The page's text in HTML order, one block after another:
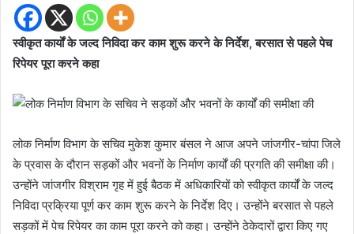
स्वीकृत कार्यों के जल्द निविदा कर काम शुरू करने के निर्देश, बरसात से पहले पेच
रिपेयर पूरा करने कहा
लोक निर्माण विभाग के सचिव मुकेश कुमार बंसल ने आज अपने जांजगीर-चांपा जिले
के प्रवास के दौरान सड़कों और भवनों के निर्माण कार्यों की प्रगति की समीक्षा की।
उन्होंने जांजगीर विश्राम गृह में हुई बैठक में अधिकारियों को स्वीकृत कार्यों के जल्द
निविदा प्रक्रिया पूर्ण कर काम शुरू करने के निर्देश दिए। उन्होंने बरसात से पहले
सड़कों में पेच रिपेयर का काम पूरा करने को कहा। उन्होंने ठेकेदारों द्वारा किए गए